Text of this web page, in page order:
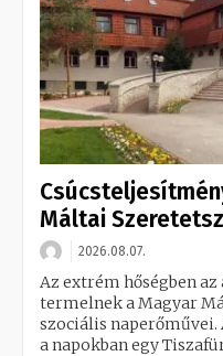
Máltai
2026.08.07.
Az extrém hőségben
termelnek a Magyar
szociális
a napokban egy